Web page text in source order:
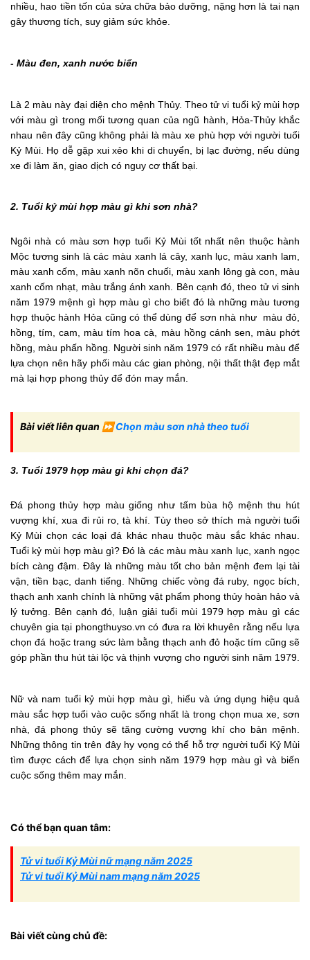
nhiều, hao tiền tốn của sửa chữa bảo dưỡng, nặng hơn là tai nạn
gây thương tích, suy giảm sức khỏe.
- Màu đen, xanh nước biển
Là 2 màu này đại diện cho mệnh Thủy. Theo tử vi tuổi kỷ mùi hợp
với màu gì trong mối tương quan của ngũ hành, Hỏa-Thủy khắc
nhau nên đây cũng không phải là màu xe phù hợp với người tuổi
Kỷ Mùi. Họ dễ gặp xui xẻo khi di chuyển, bị lạc đường, nếu dùng
xe đi làm ăn, giao dịch có nguy cơ thất bại.
2. Tuổi kỷ mùi hợp màu gì khi sơn nhà?
Ngôi nhà có màu sơn hợp tuổi Kỷ Mùi tốt nhất nên thuộc hành
Mộc tương sinh là các màu xanh lá cây, xanh lục, màu xanh lam,
màu xanh cốm, màu xanh nõn chuối, màu xanh lông gà con, màu
xanh cốm nhạt, màu trắng ánh xanh. Bên cạnh đó, theo tử vi sinh
năm 1979 mệnh gì hợp màu gì cho biết đó là những màu tương
hợp thuộc hành Hỏa cũng có thể dùng để sơn nhà như màu đỏ,
hồng, tím, cam, màu tím hoa cà, màu hồng cánh sen, màu phớt
hồng, màu phấn hồng. Người sinh năm 1979 có rất nhiều màu để
lựa chọn nên hãy phối màu các gian phòng, nội thất thật đẹp mắt
mà lại hợp phong thủy để đón may mắn.
Bài viết liên quan ⏩Chọn màu sơn nhà theo tuổi
3. Tuổi 1979 hợp màu gì khi chọn đá?
Đá phong thủy hợp màu giống như tấm bùa hộ mệnh thu hút
vượng khí, xua đi rủi ro, tà khí. Tùy theo sở thích mà người tuổi
Kỷ Mùi chọn các loại đá khác nhau thuộc màu sắc khác nhau.
Tuổi kỷ mùi hợp màu gì? Đó là các màu màu xanh lục, xanh ngọc
bích càng đậm. Đây là những màu tốt cho bản mệnh đem lại tài
vận, tiền bạc, danh tiếng. Những chiếc vòng đá ruby, ngọc bích,
thạch anh xanh chính là những vật phẩm phong thủy hoàn hảo và
lý tưởng. Bên cạnh đó, luận giải tuổi mùi 1979 hợp màu gì các
chuyên gia tại phongthuyso.vn có đưa ra lời khuyên rằng nếu lựa
chọn đá hoặc trang sức làm bằng thạch anh đỏ hoặc tím cũng sẽ
góp phần thu hút tài lộc và thịnh vượng cho người sinh năm 1979.
Nữ và nam tuổi kỷ mùi hợp màu gì, hiểu và ứng dụng hiệu quả
màu sắc hợp tuổi vào cuộc sống nhất là trong chọn mua xe, sơn
nhà, đá phong thủy sẽ tăng cường vượng khí cho bản mệnh.
Những thông tin trên đây hy vọng có thể hỗ trợ người tuổi Kỷ Mùi
tìm được cách để lựa chọn sinh năm 1979 hợp màu gì và biến
cuộc sống thêm may mắn.
Có thể bạn quan tâm:
Tử vi tuổi Kỷ Mùi nữ mạng năm 2025
Tử vi tuổi Kỷ Mùi nam mạng năm 2025
Bài viết cùng chủ đề: